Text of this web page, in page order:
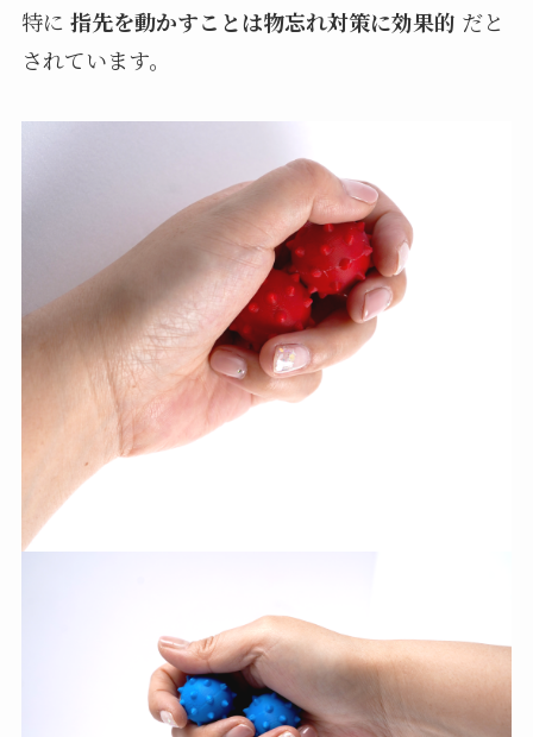
特に 指先を動かすことは物忘れ対策に効果的 だと
されています。